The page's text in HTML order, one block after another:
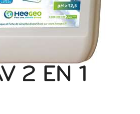
2 EN 1